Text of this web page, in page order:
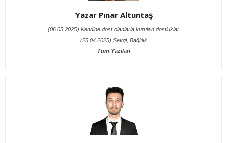
Yazar Pınar Altuntaş
(06.05.2025) Kendine dost olanlarla kurulan dostluklar
(25.04.2025) Sevgi, Bağlılık
Tüm Yazıları